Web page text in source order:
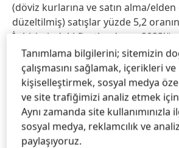
(döviz kurlarına ve satın alma/
düzeltilmiş) satışlar yüzde 5,2
İş birimindeki fiyatlandırma 2023'ün
kıyasla çok güçlü kalmaya devam
özellikle devam eden portföy
nedeniyle hafif bir düşüş gösterdi.
satışlar üzerinde yüzde -4,0
yarattı. Satın alma ve elden
yüzde -7,2 oranında azalttı.
Tanımlama bilgilerini; sitemizin
çalışmasını sağlamak, içerikleri
kişiselleştirmek, sosyal medya
ve site trafiğimizi analiz etmek
Aynı zamanda site kullanımınızla
sosyal medya, reklamcılık ve
paylaşıyoruz.